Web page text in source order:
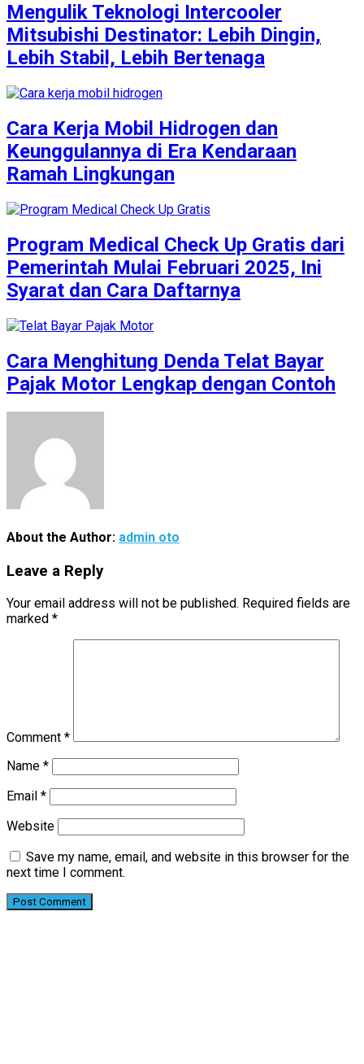
Mengulik Teknologi Intercooler
Mitsubishi Destinator: Lebih Dingin,
Lebih Stabil, Lebih Bertenaga
Cara Kerja Mobil Hidrogen dan
Keunggulannya di Era Kendaraan
Ramah Lingkungan
Program Medical Check Up Gratis dari
Pemerintah Mulai Februari 2025, Ini
Syarat dan Cara Daftarnya
Cara Menghitung Denda Telat Bayar
Pajak Motor Lengkap dengan Contoh
About the Author: admin oto
Leave a Reply
Your email address will not be published. Required fields are
marked *
Comment *
Name *
Email *
Website
Save my name, email, and website in this browser for the
next time I comment.